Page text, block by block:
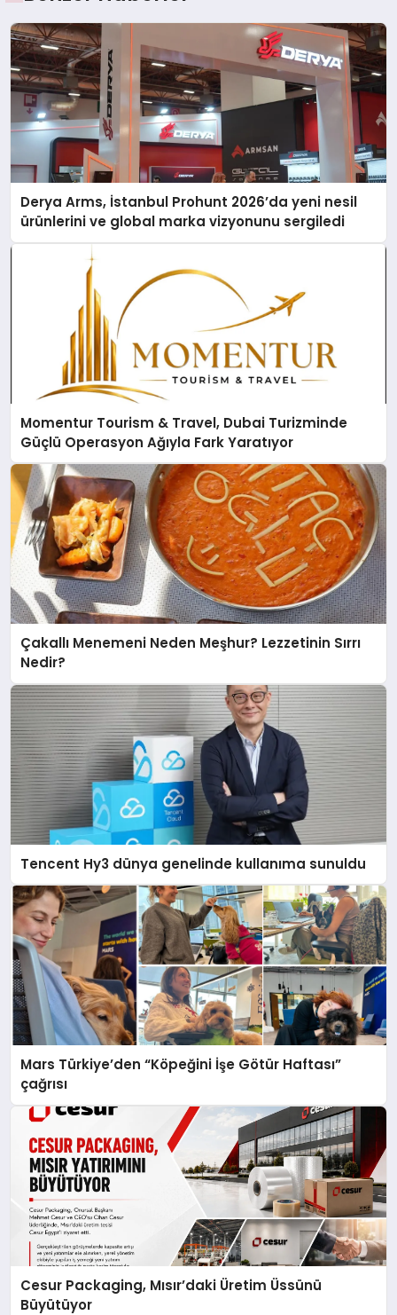
Derya Arms, İstanbul Prohunt 2026’da yeni nesil
ürünlerini ve global marka vizyonunu sergiledi
Momentur Tourism & Travel, Dubai Turizminde
Güçlü Operasyon Ağıyla Fark Yaratıyor
Çakallı Menemeni Neden Meşhur? Lezzetinin Sırrı
Nedir?
Tencent Hy3 dünya genelinde kullanıma sunuldu
Mars Türkiye’den “Köpeğini İşe Götür Haftası”
çağrısı
Cesur Packaging, Mısır’daki Üretim Üssünü
Büyütüyor